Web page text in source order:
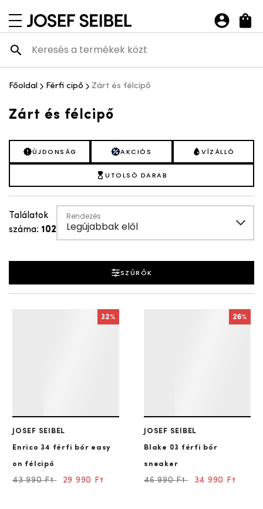
navigációs menü megnyitása
Josef Seibel Webshop
Főoldal Férfi cipő Zárt és félcipő
Zárt és félcipő
ÚJDONSÁG AKCIÓS VÍZÁLLÓ
UTOLSÓ DARAB
Találatok
száma: 102
Rendezés
Legújabbak elől
SZŰRŐK
32%
JOSEF SEIBEL
Enrico 34 férfi bőr easy
on félcipő
43 990 Ft 29 990 Ft
26%
JOSEF SEIBEL
Blake 03 férfi bőr
sneaker
46 990 Ft 34 990 Ft